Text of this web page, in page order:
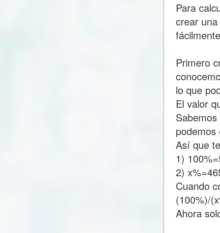
Para
crear
Primero
lo que
El valor
Así que
1)
2)
Cuando
(100%)/
Ahora